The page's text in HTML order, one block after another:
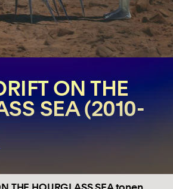
ON THE
SEA (2010-